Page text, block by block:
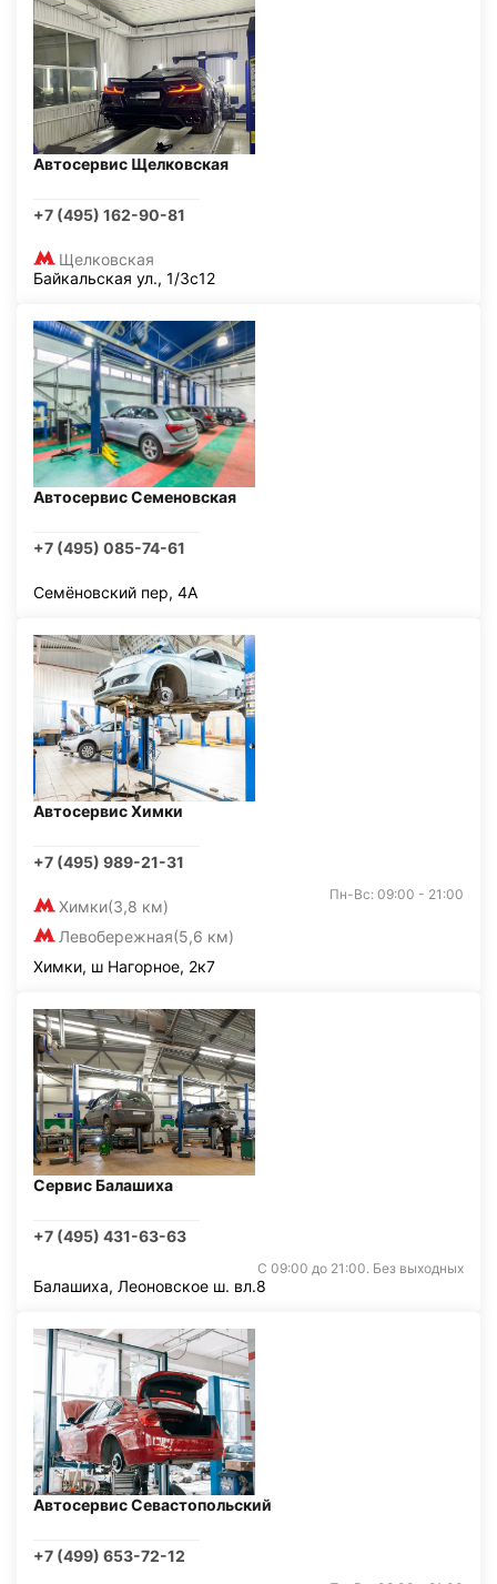
Автосервис Щелковская
+7 (495) 162-90-81
Щелковская
Байкальская ул., 1/3с12
Автосервис Семеновская
+7 (495) 085-74-61
Семёновский пер, 4А
Автосервис Химки
+7 (495) 989-21-31
Химки(3,8 км)
Левобережная(5,6 км)
Пн-Вс: 09:00 - 21:00
Химки, ш Нагорное, 2к7
Сервис Балашиха
+7 (495) 431-63-63
С 09:00 до 21:00. Без выходных
Балашиха, Леоновское ш. вл.8
Автосервис Севастопольский
+7 (499) 653-72-12